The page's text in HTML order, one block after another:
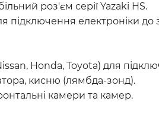
роз'єм серії Yazaki HS.
підключення електроніки до
Honda, Toyota) для
кисню (лямбда-зонд).
камери та камер.